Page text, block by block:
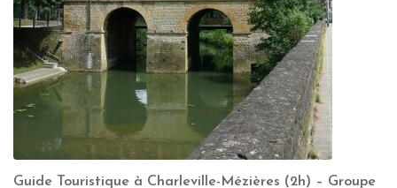
Guide Touristique à Charleville-Mézières (2h) – Groupe